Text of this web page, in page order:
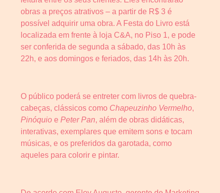
obras a preços atrativos – a partir de R$ 3 é
possível adquirir uma obra. A Festa do Livro está
localizada em frente à loja C&A, no Piso 1, e pode
ser conferida de segunda a sábado, das 10h às
22h, e aos domingos e feriados, das 14h às 20h.
O público poderá se entreter com livros de quebra-
cabeças, clássicos como Chapeuzinho Vermelho,
Pinóquio e Peter Pan, além de obras didáticas,
interativas, exemplares que emitem sons e tocam
músicas, e os preferidos da garotada, como
aqueles para colorir e pintar.